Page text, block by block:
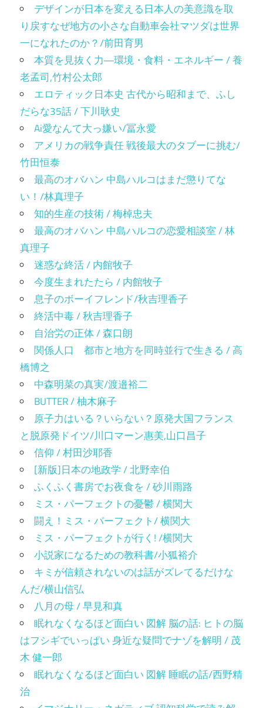
デザインが日本を変える日本人の美意識を取
り戻すなぜ地方の小さな自動車会社マツダは世界
一になれたのか？/前田育男
本質を見抜く力―環境・食料・エネルギー / 養
老孟司,竹村公太郎
エロティック日本史 古代から昭和まで、ふし
だらな35話 / 下川耿史
Ai愛なんて大っ嫌い/冨永愛
アメリカの戦争責任 戦後最大のタブーに挑む/
竹田恒泰
最高のオバハン 中島ハルコはまだ懲りてな
い！/林真理子
知的生産の技術 / 梅棹忠夫
最高のオバハン 中島ハルコの恋愛相談室 / 林
真理子
迷惑な終活 / 内館牧子
今度生まれたたら / 内館牧子
息子のボーイフレンド/秋吉理香子
終活中毒 / 秋吉理香子
自治労の正体 / 森口朗
関係人口 都市と地方を同時並行で生きる / 高
橋博之
中森明菜の真実/渡邉裕二
BUTTER / 柚木麻子
原子力はいる？いらない？原発大国フランス
と脱原発ドイツ/川口マーン惠美,山口昌子
信仰 / 村田沙耶香
[新版]日本の地政学 / 北野幸伯
ふくふく書房でお夜食を / 砂川雨路
ミス・パーフェクトの憂鬱 / 横関大
闘え！ミス・パーフェクト/ 横関大
ミス・パーフェクトが行く! /横関大
小説家になるための教科書/小狐裕介
キミが信頼されないのは話がズレてるだけな
んだ/横山信弘
八月の母 / 早見和真
眠れなくなるほど面白い 図解 脳の話: ヒトの脳
はフシギでいっぱい 身近な疑問でナゾを解明 / 茂
木 健一郎
眠れなくなるほど面白い 図解 睡眠の話/西野精
治